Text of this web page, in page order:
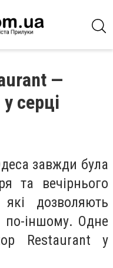
—
серці
завжди була
та вечірнього
дозволяють
по-іншому. Одне
Restaurant у